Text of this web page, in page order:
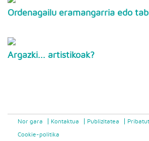
Ordenagailu eramangarria edo
Argazki... artistikoak?
Nor gara Kontaktua Publizitatea
Cookie-politika